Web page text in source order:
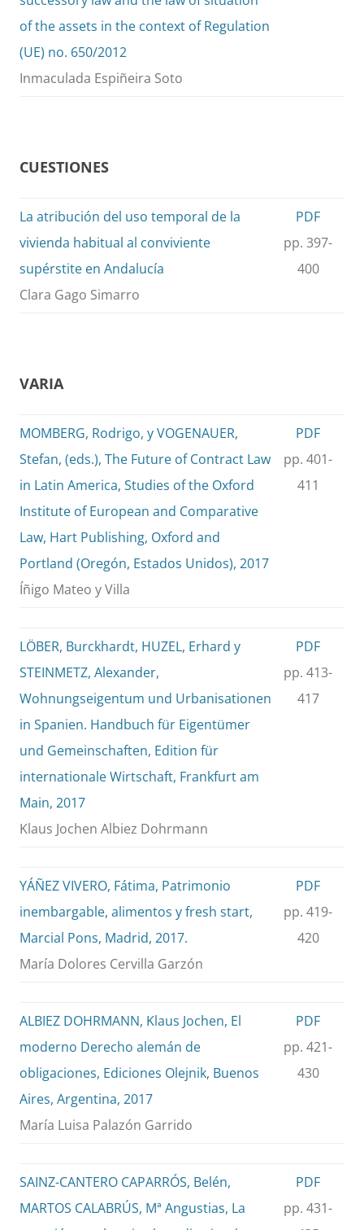
of the assets in the context of Regulation
(UE) no. 650/2012
Inmaculada Espiñeira Soto
CUESTIONES
La atribución del uso temporal de la
vivienda habitual al conviviente
supérstite en Andalucía
Clara Gago Simarro
PDF
pp. 397-
400
VARIA
MOMBERG, Rodrigo, y VOGENAUER,
Stefan, (eds.), The Future of Contract Law
in Latin America, Studies of the Oxford
Institute of European and Comparative
Law, Hart Publishing, Oxford and
Portland (Oregón, Estados Unidos), 2017
Íñigo Mateo y Villa
PDF
pp. 401-
411
LÖBER, Burckhardt, HUZEL, Erhard y
STEINMETZ, Alexander,
Wohnungseigentum und Urbanisationen
in Spanien. Handbuch für Eigentümer
und Gemeinschaften, Edition für
internationale Wirtschaft, Frankfurt am
Main, 2017
Klaus Jochen Albiez Dohrmann
PDF
pp. 413-
417
YÁÑEZ VIVERO, Fátima, Patrimonio
inembargable, alimentos y fresh start,
Marcial Pons, Madrid, 2017.
María Dolores Cervilla Garzón
PDF
pp. 419-
420
ALBIEZ DOHRMANN, Klaus Jochen, El
moderno Derecho alemán de
obligaciones, Ediciones Olejnik, Buenos
Aires, Argentina, 2017
María Luisa Palazón Garrido
PDF
pp. 421-
430
SAINZ-CANTERO CAPARRÓS, Belén,
MARTOS CALABRÚS, Mª Angustias, La
PDF
pp. 431-